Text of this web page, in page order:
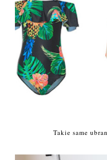
Takie same